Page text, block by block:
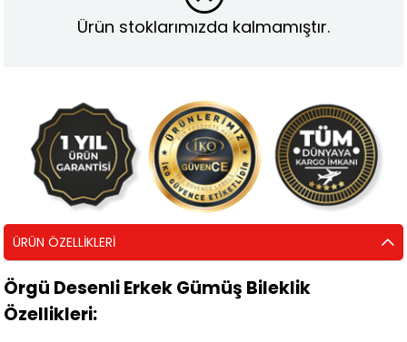
Ürün stoklarımızda kalmamıştır.
ÜRÜN ÖZELLIKLERI
Örgü Desenli Erkek Gümüş Bileklik
Özellikleri: